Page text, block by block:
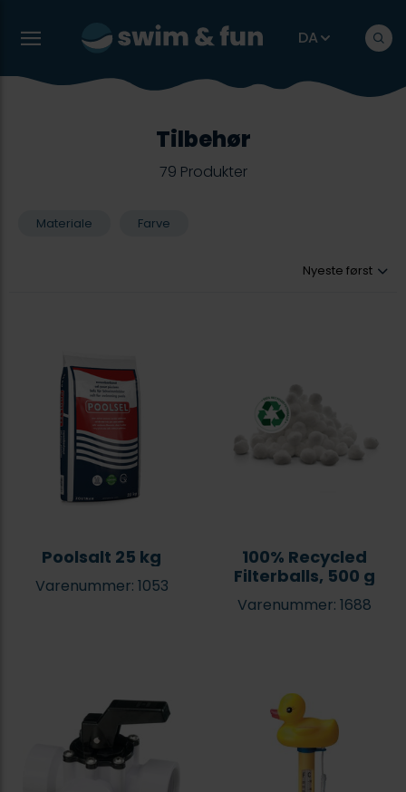
DA
Tilbehør
79 Produkter
Materiale Farve
Poolsalt 25 kg
Varenummer: 1053
100% Recycled
Filterballs, 500 g
Varenummer: 1688